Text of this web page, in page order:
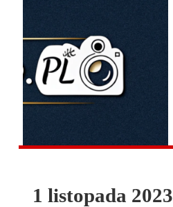
1 listopada 2023